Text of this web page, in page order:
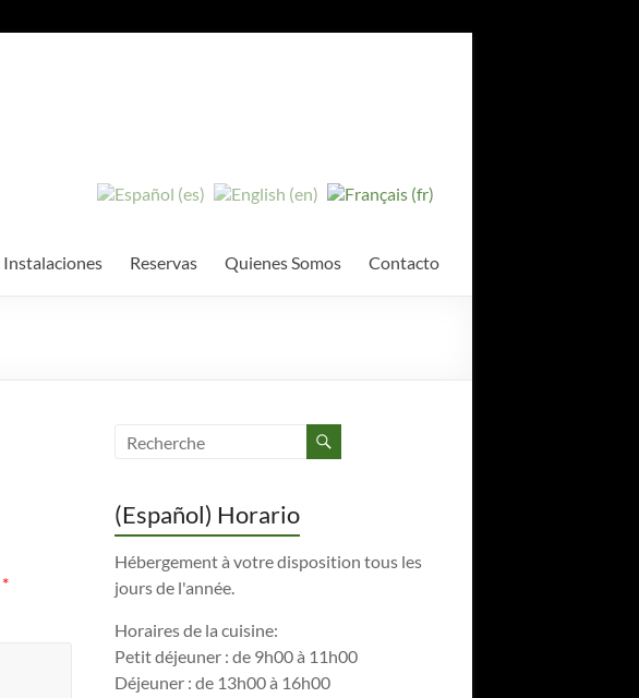
Instalaciones Reservas Quienes Somos Contacto
*
(Español) Horario
Hébergement à votre disposition tous les
jours de l'année.
Horaires de la cuisine:
Petit déjeuner : de 9h00 à 11h00
Déjeuner : de 13h00 à 16h00